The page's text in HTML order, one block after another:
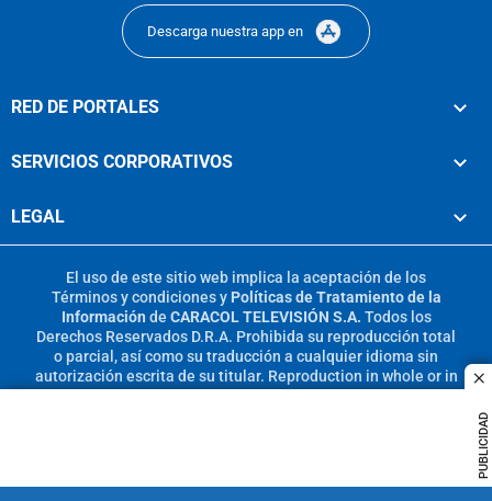
PUBLICIDAD
Descarga nuestra app en
RED DE PORTALES
SERVICIOS CORPORATIVOS
LEGAL
El uso de este sitio web implica la aceptación de los
Términos y condicionesy Políticas de Tratamiento de la
Información de CARACOL TELEVISIÓN S.A. Todos los
Derechos Reservados D.R.A. Prohibida su reproducción total
o parcial, así como su traducción a cualquier idioma sin
autorización escrita de su titular. Reproduction in whole or in